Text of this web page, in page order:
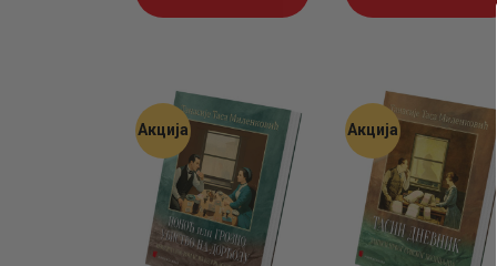
је
495.
0
је:
0
рсд.
је
660.
је:
0
рсд.
Акција Акција